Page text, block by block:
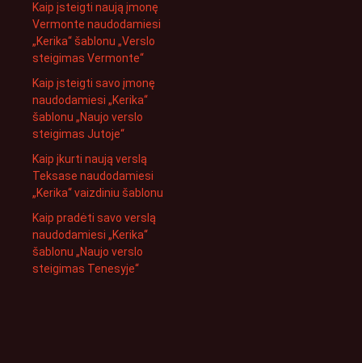
Kaip įsteigti naują įmonę
Vermonte naudodamiesi
„Kerika“ šablonu „Verslo
steigimas Vermonte“
Kaip įsteigti savo įmonę
naudodamiesi „Kerika“
šablonu „Naujo verslo
steigimas Jutoje“
Kaip įkurti naują verslą
Teksase naudodamiesi
„Kerika“ vaizdiniu šablonu
Kaip pradėti savo verslą
naudodamiesi „Kerika“
šablonu „Naujo verslo
steigimas Tenesyje“